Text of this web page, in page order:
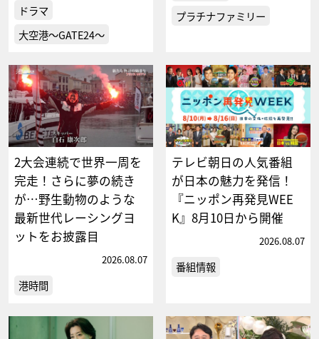
ドラマ
大空港～GATE24～
プラチナファミリー
2大会連続で世界一周を
完走！さらに夢の続き
が…野生動物のような
最新世代レーシングヨ
ットをお披露目
2026.08.07
港時間
テレビ朝日の人気番組
が日本の魅力を発信！
『ニッポン再発見WEE
K』8月10日から開催
2026.08.07
番組情報